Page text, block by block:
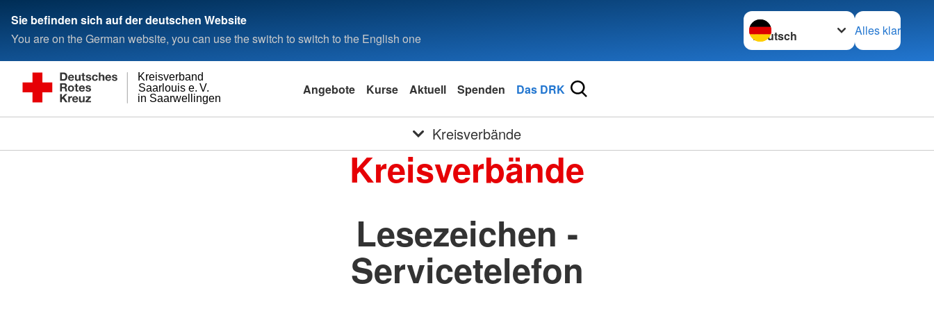
Sie befinden sich auf der deutschen Website
You are on the German website, you can use the switch to switch to the English one
Sprache wechseln zu
Alles klar
in Saarwellingen
Saarlouis e. V.
Kreisverband
Angebote Kurse Aktuell Spenden Das DRK
Kreisverbände
Kreisverbände
Lesezeichen -
Servicetelefon